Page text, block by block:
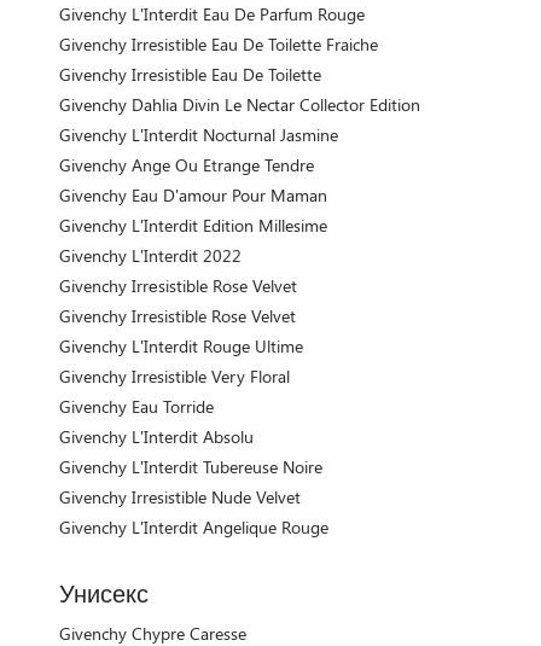
Givenchy L'Interdit Eau De Parfum Rouge
Givenchy Irresistible Eau De Toilette Fraiche
Givenchy Irresistible Eau De Toilette
Givenchy Dahlia Divin Le Nectar Collector Edition
Givenchy L'Interdit Nocturnal Jasmine
Givenchy Ange Ou Etrange Tendre
Givenchy Eau D'amour Pour Maman
Givenchy L'Interdit Edition Millesime
Givenchy L'Interdit 2022
Givenchy Irrеsistible Rose Velvet
Givenchy Irresistible Rose Velvet
Givenchy L'Interdit Rouge Ultime
Givenchy Irresistible Very Floral
Givenchy Eau Torride
Givenchy L'Interdit Absolu
Givenchy L'Interdit Tubereuse Noire
Givenchy Irresistible Nude Velvet
Givenchy L'Interdit Angelique Rouge
Унисекс
Givenchy Chypre Caresse